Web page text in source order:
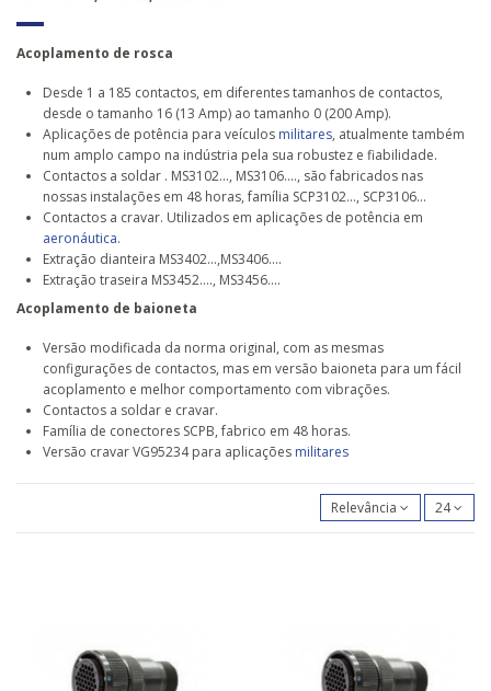
Acoplamento de rosca
Desde 1 a 185 contactos, em diferentes tamanhos de contactos,
desde o tamanho 16 (13 Amp) ao tamanho 0 (200 Amp).
Aplicações de potência para veículos militares, atualmente também
num amplo campo na indústria pela sua robustez e fiabilidade.
Contactos a soldar . MS3102..., MS3106...., são fabricados nas
nossas instalações em 48 horas, família SCP3102..., SCP3106...
Contactos a cravar. Utilizados em aplicações de potência em
aeronáutica.
Extração dianteira MS3402...,MS3406....
Extração traseira MS3452...., MS3456....
Acoplamento de baioneta
Versão modificada da norma original, com as mesmas
configurações de contactos, mas em versão baioneta para um fácil
acoplamento e melhor comportamento com vibrações.
Contactos a soldar e cravar.
Família de conectores SCPB, fabrico em 48 horas.
Versão cravar VG95234 para aplicações militares
Relevância 24